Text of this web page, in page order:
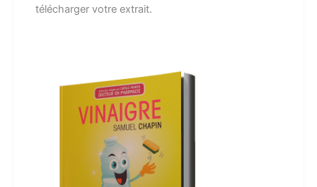
télécharger votre extrait.